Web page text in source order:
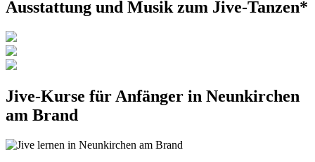
Ausstattung und Musik zum Jive-Tanzen*
Jive-Kurse für Anfänger in Neunkirchen
am Brand